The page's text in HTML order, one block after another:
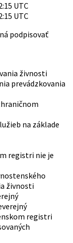
UTC
UTC
podpisovať
živnosti
prevádzkovania
na základe
registri nie je
živnosti
registri